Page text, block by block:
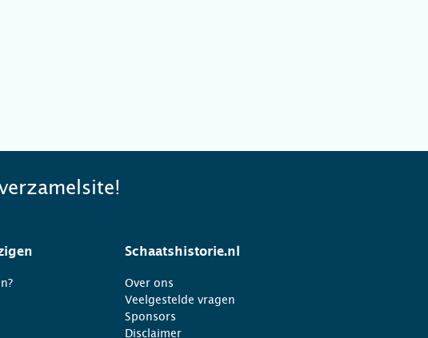
Schaatshistorie.nl
Over ons
Veelgestelde vragen
Sponsors
Disclaimer